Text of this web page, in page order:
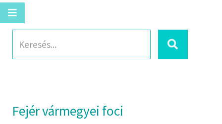
Fejér vármegyei foci